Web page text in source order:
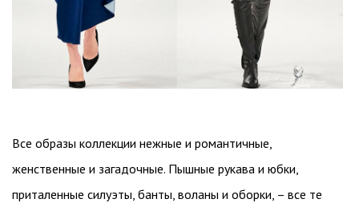
Все образы коллекции нежные и романтичные,
женственные и загадочные. Пышные рукава и юбки,
приталенные силуэты, банты, воланы и оборки, – все те